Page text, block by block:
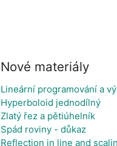
Nové materiály
Lineární programování a
Hyperboloid jednodílný
Zlatý řez a pětiúhelník
Spád roviny - důkaz
Reflection in line and